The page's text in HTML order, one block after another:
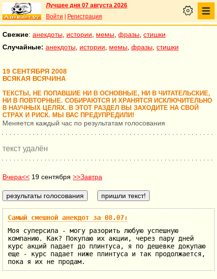
Лучшее дня 07 августа 2026
Войти
Регистрация
Свежие: анекдоты истории мемы фразы стишки
Случайные: анекдоты истории мемы фразы стишки
19 СЕНТЯБРЯ 2008
ВСЯКАЯ ВСЯЧИНА
ТЕКСТЫ, НЕ ПОПАВШИЕ НИ В ОСНОВНЫЕ, НИ В ЧИТАТЕЛЬСКИЕ,
НИ В ПОВТОРНЫЕ. СОБИРАЮТСЯ И ХРАНЯТСЯ ИСКЛЮЧИТЕЛЬНО
В НАУЧНЫХ ЦЕЛЯХ. В ЭТОТ РАЗДЕЛ ВЫ ЗАХОДИТЕ НА СВОЙ
СТРАХ И РИСК. МЫ ВАС ПРЕДУПРЕДИЛИ!
Меняется каждый час по результатам голосования
текст удалён
Вчера<< 19 сентября >>Завтра
Самый смешной анекдот за 08.07:
Моя суперсила - могу разорить любую успешную
компанию. Как? Покупаю их акции, через пару дней
курс акций падает до плинтуса, я по дешевке докупаю
еще - курс падает ниже плинтуса и так продолжается,
пока я их не продам.